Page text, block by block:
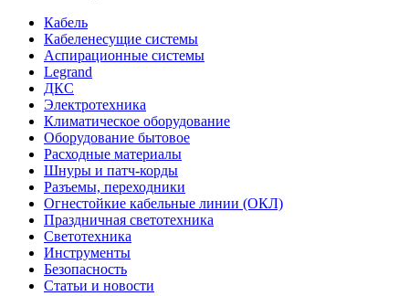
Кабель
Кабеленесущие системы
Аспирационные системы
Legrand
ДКС
Электротехника
Климатическое оборудование
Оборудование бытовое
Расходные материалы
Шнуры и патч-корды
Разъемы, переходники
Огнестойкие кабельные линии (ОКЛ)
Праздничная светотехника
Светотехника
Инструменты
Безопасность
Статьи и новости